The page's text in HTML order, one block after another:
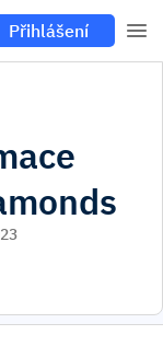
Přihlášení